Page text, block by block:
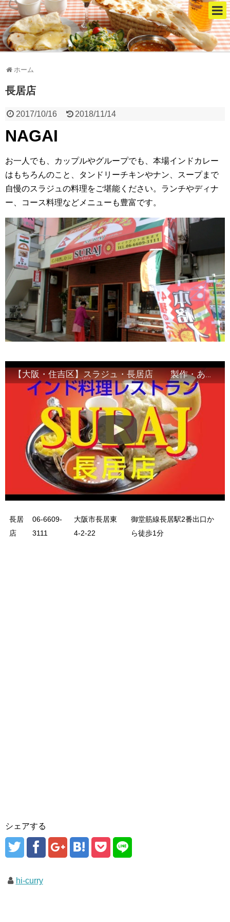
ホーム
長居店
2017/10/16 2018/11/14
NAGAI
お一人でも、カップルやグループでも、本場インドカレー
はもちろんのこと、タンドリーチキンやナン、スープまで
自慢のスラジュの料理をご堪能ください。ランチやディナ
ー、コース料理などメニューも豊富です。
【大阪・住吉区】スラジュ・長居店 製作・あっぷる新聞社
長居
店
06-6609-
3111
大阪市長居東
4-2-22
御堂筋線長居駅2番出口か
ら徒歩1分
シェアする
hi-curry